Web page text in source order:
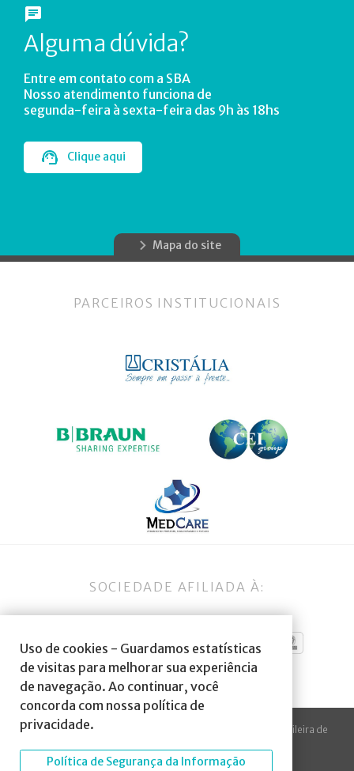
Uso de cookies - Guardamos estatísticas
de visitas para melhorar sua experiência
de navegação. Ao continuar, você
concorda com nossa política de
privacidade.
Política de Segurança da Informação
Alguma dúvida?
Entre em contato com a SBA
Nosso atendimento funciona de
segunda-feira à sexta-feira das 9h às 18hs
Clique aqui
Mapa do site
PARCEIROS INSTITUCIONAIS
SOCIEDADE AFILIADA À:
© 2023 Todos os direitos reservados à SBA Sociedade Brasileira de
Desenvolvido porArte Digital Internet